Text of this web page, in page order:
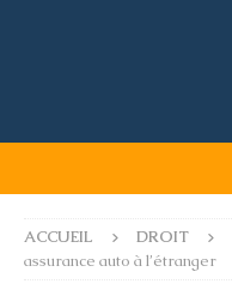
ACCUEIL DROIT
assurance auto à l’étranger